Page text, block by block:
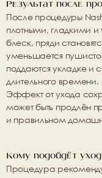
Результат после
После процедуры
плотными, гладкими и
блеск, пряди
уменьшается
поддаются укладке и
длительного времени.
Эффект от ухода
может быть продлён
и правильном
Кому подойдёт
Процедура